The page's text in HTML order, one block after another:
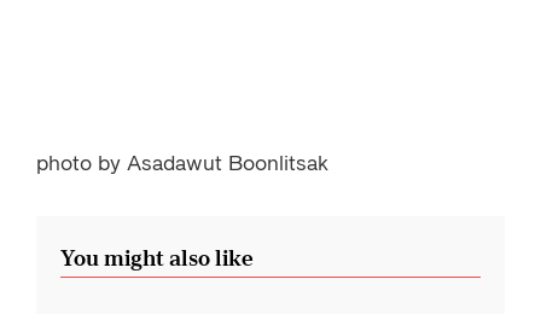
photo by Asadawut Boonlitsak
You might also like